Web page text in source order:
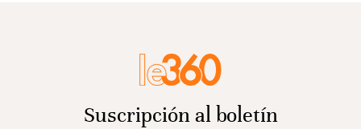
Suscripción al boletín